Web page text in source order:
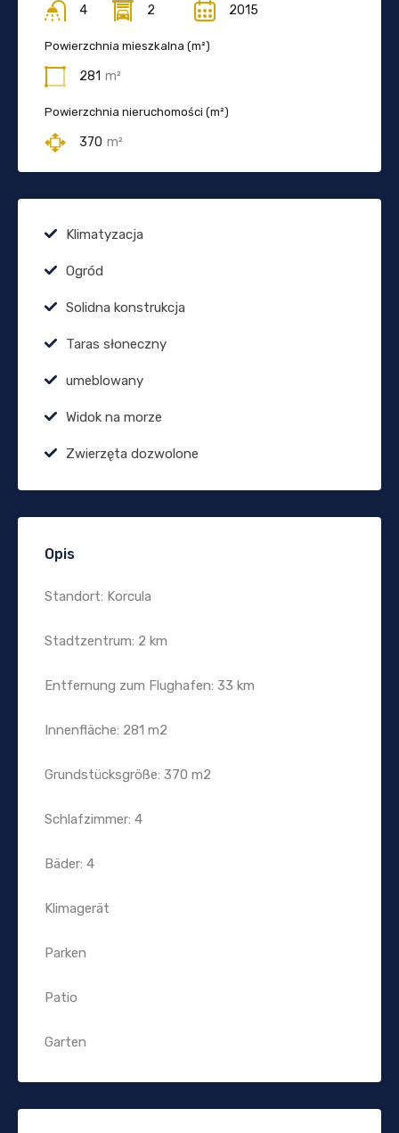
4 2 2015
Powierzchnia mieszkalna (m²)
281 m²
Powierzchnia nieruchomości (m²)
370 m²
Klimatyzacja
Ogród
Solidna konstrukcja
Taras słoneczny
umeblowany
Widok na morze
Zwierzęta dozwolone
Opis
Standort: Korcula
Stadtzentrum: 2 km
Entfernung zum Flughafen: 33 km
Innenfläche: 281 m2
Grundstücksgröße: 370 m2
Schlafzimmer: 4
Bäder: 4
Klimagerät
Parken
Patio
Garten